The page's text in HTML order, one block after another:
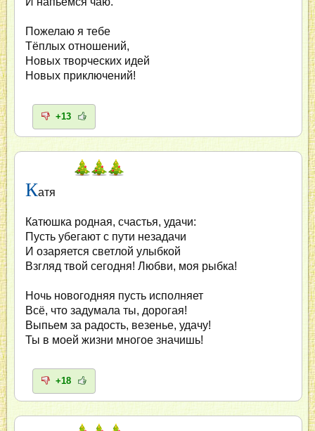
Пожелаю я тебе
Тёплых отношений,
Новых творческих идей
Новых приключений!
+13
Катя
Катюшка родная, счастья, удачи:
Пусть убегают с пути незадачи
И озаряется светлой улыбкой
Взгляд твой сегодня! Любви, моя рыбка!
Ночь новогодняя пусть исполняет
Всё, что задумала ты, дорогая!
Выпьем за радость, везенье, удачу!
Ты в моей жизни многое значишь!
+18